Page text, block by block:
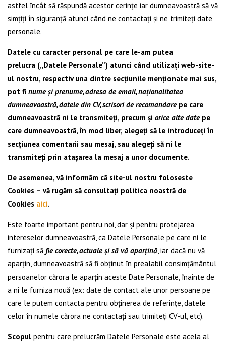
astfel încât să răspundă acestor cerințe iar dumneavoastră să vă
simțiți în siguranță atunci când ne contactați și ne trimiteți date
personale.
Datele cu caracter personal pe care le-am putea
prelucra („Datele Personale”) atunci când utilizați web-site-
ul nostru, respectiv una dintre secțiunile menționate mai sus,
pot fi nume și prenume, adresa de email, naționalitatea
dumneavoastră, datele din CV, scrisori de recomandare pe care
dumneavoastră ni le transmiteți, precum și orice alte date pe
care dumneavoastră, în mod liber, alegeți să le introduceți în
secțiunea comentarii sau mesaj, sau alegeți să ni le
transmiteți prin atașarea la mesaj a unor documente.
De asemenea, vă informăm că site-ul nostru foloseste
Cookies – vă rugăm să consultați politica noastră de
Cookies aici.
Este foarte important pentru noi, dar și pentru protejarea
intereselor dumneavoastră, ca Datele Personale pe care ni le
furnizați să fie corecte, actuale și să vă aparțină, iar dacă nu vă
aparțin, dumneavoastră să fi obținut în prealabil consimțământul
persoanelor cărora le aparțin aceste Date Personale, înainte de
a ni le furniza nouă (ex: date de contact ale unor persoane pe
care le putem contacta pentru obținerea de referințe, datele
celor în numele cărora ne contactați sau trimiteți CV-ul, etc).
Scopul pentru care prelucrăm Datele Personale este acela al